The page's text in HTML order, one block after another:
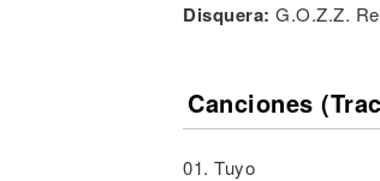
Disquera:G.O.Z.Z.
Canciones
01. Tuyo